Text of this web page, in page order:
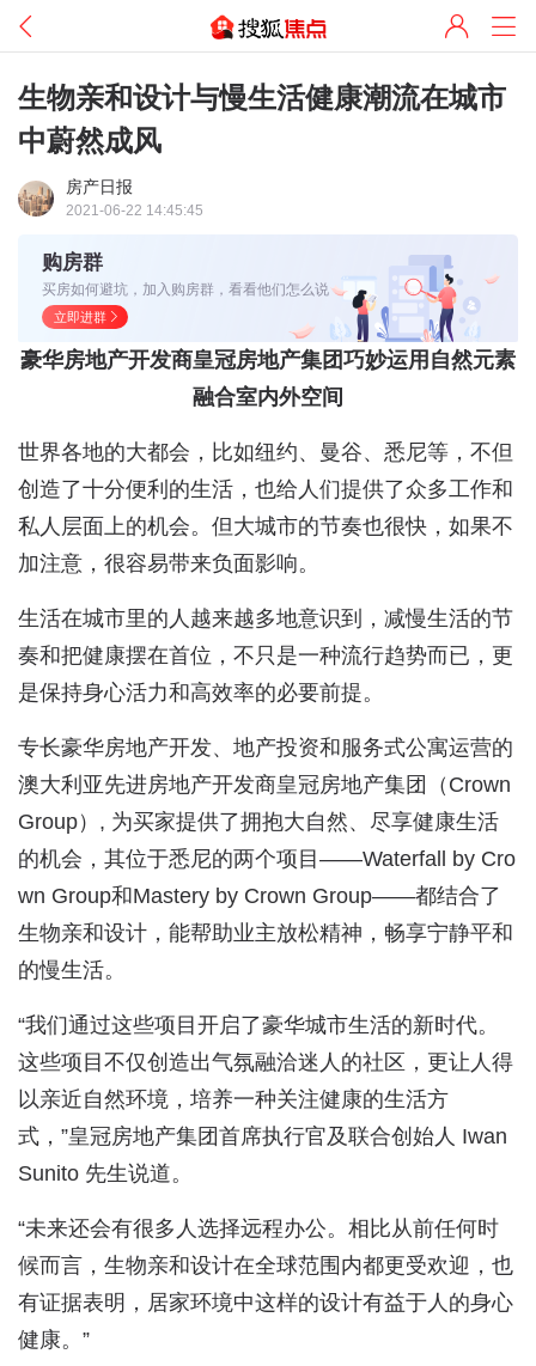
生物亲和设计与慢生活健康潮流在城市
中蔚然成风
房产日报
2021-06-22 14:45:45
购房群
买房如何避坑，加入购房群，看看他们怎么说
立即进群
豪华房地产开发商皇冠房地产集团巧妙运用自然元素
融合室内外空间
世界各地的大都会，比如纽约、曼谷、悉尼等，不但
创造了十分便利的生活，也给人们提供了众多工作和
私人层面上的机会。但大城市的节奏也很快，如果不
加注意，很容易带来负面影响。
生活在城市里的人越来越多地意识到，减慢生活的节
奏和把健康摆在首位，不只是一种流行趋势而已，更
是保持身心活力和高效率的必要前提。
专长豪华房地产开发、地产投资和服务式公寓运营的
澳大利亚先进房地产开发商皇冠房地产集团（Crown
Group）, 为买家提供了拥抱大自然、尽享健康生活
的机会，其位于悉尼的两个项目——Waterfall by Cro
wn Group和Mastery by Crown Group——都结合了
生物亲和设计，能帮助业主放松精神，畅享宁静平和
的慢生活。
“我们通过这些项目开启了豪华城市生活的新时代。
这些项目不仅创造出气氛融洽迷人的社区，更让人得
以亲近自然环境，培养一种关注健康的生活方
式，”皇冠房地产集团首席执行官及联合创始人 Iwan
Sunito 先生说道。
“未来还会有很多人选择远程办公。相比从前任何时
候而言，生物亲和设计在全球范围内都更受欢迎，也
有证据表明，居家环境中这样的设计有益于人的身心
健康。”